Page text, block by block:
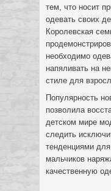
тем, что носит
одевать своих
Королевская
необходимо
напяливать на
стиле для
Популярность
позволила
детском мире
следить
тенденциями
мальчиков
качественную